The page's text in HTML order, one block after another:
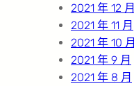
2021 年 12 月
2021 年 11 月
2021 年 10 月
2021 年 9 月
2021 年 8 月